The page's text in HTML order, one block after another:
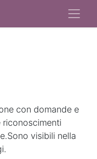
con domande e
riconoscimenti
Sono visibili nella